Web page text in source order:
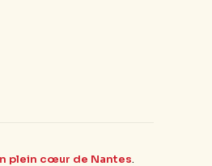
plein cœur de Nantes.